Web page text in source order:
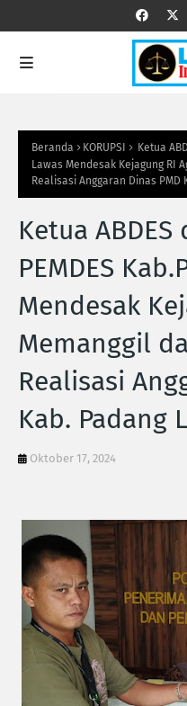
Beranda KORUPSI
Ketua
Lawas Mendesak Kejagung RI
Realisasi Anggaran Dinas PMD
Ketua
PEMDES
Mendesak
Memanggil
Realisasi
Kab. Padang
Oktober 17, 2024